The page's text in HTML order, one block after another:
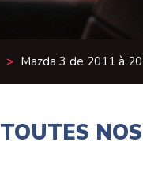
> Mazda 3 de 2011 à
TOUTES